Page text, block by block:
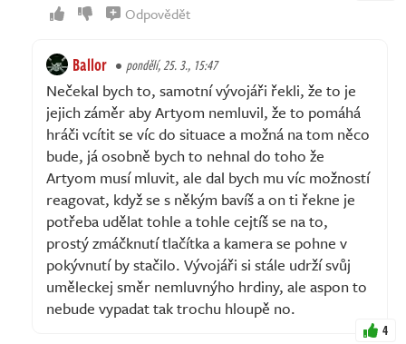
Odpovědět
Ballor pondělí, 25. 3., 15:47
Nečekal bych to, samotní vývojáři řekli, že to je
jejich záměr aby Artyom nemluvil, že to pomáhá
hráči vcítit se víc do situace a možná na tom něco
bude, já osobně bych to nehnal do toho že
Artyom musí mluvit, ale dal bych mu víc možností
reagovat, když se s někým bavíš a on ti řekne je
potřeba udělat tohle a tohle cejtíš se na to,
prostý zmáčknutí tlačítka a kamera se pohne v
pokývnutí by stačilo. Vývojáři si stále udrží svůj
uměleckej směr nemluvnýho hrdiny, ale aspon to
nebude vypadat tak trochu hloupě no.
4